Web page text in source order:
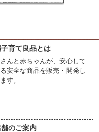
育て良品とは
んと赤ちゃんが、安心して
安全な商品を販売・開発し
す。
のご案内